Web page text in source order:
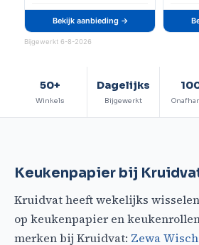
Bekijk aanbieding →
Bijgewerkt 6-8-2026
50+
Winkels
Dagelijks
Bijgewerkt
Keukenpapier bij
Kruidvat heeft wekelijks
op keukenpapier en
merken bij Kruidvat: Zewa